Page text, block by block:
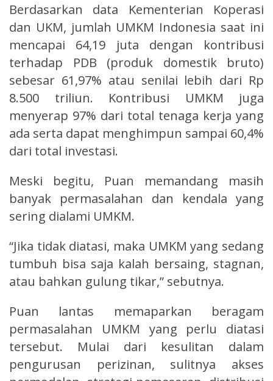
Berdasarkan data Kementerian Koperasi
dan UKM, jumlah UMKM Indonesia saat ini
mencapai 64,19 juta dengan kontribusi
terhadap PDB (produk domestik bruto)
sebesar 61,97% atau senilai lebih dari Rp
8.500 triliun. Kontribusi UMKM juga
menyerap 97% dari total tenaga kerja yang
ada serta dapat menghimpun sampai 60,4%
dari total investasi.
Meski begitu, Puan memandang masih
banyak permasalahan dan kendala yang
sering dialami UMKM.
“Jika tidak diatasi, maka UMKM yang sedang
tumbuh bisa saja kalah bersaing, stagnan,
atau bahkan gulung tikar,” sebutnya.
Puan lantas memaparkan beragam
permasalahan UMKM yang perlu diatasi
tersebut. Mulai dari kesulitan dalam
pengurusan perizinan, sulitnya akses